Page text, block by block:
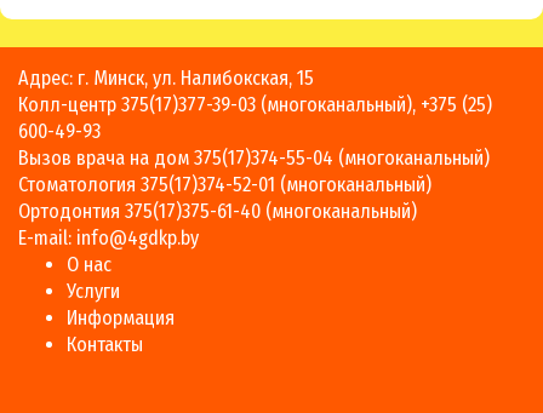
Адрес: г. Минск, ул. Налибокская, 15
Колл-центр 375(17)377-39-03 (многоканальный), +375 (25)
600-49-93
Вызов врача на дом 375(17)374-55-04 (многоканальный)
Стоматология 375(17)374-52-01 (многоканальный)
Ортодонтия 375(17)375-61-40 (многоканальный)
E-mail: info@4gdkp.by
О нас
Услуги
Информация
Контакты